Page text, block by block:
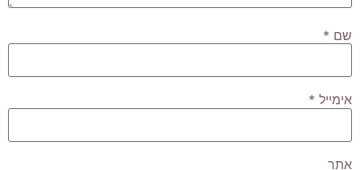
שם *
אימייל *
אתר